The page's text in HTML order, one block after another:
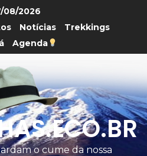
08/2026
Notícias
Trekkings
Agenda
o cume da nossa